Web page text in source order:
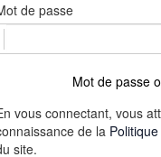
de passe
Mot de passe
vous connectant, vous
de la
site.